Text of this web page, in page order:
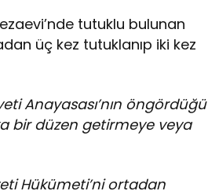
tutuklu bulunan
üç kez tutuklanıp iki kez
Anayasası’nın öngördüğü
bir düzen getirmeye veya
Hükümeti’ni ortadan